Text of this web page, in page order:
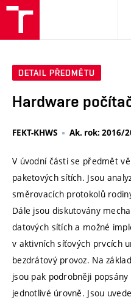
DETAIL PŘEDMĚTU
Hardware
FEKT-KHWS Ak. rok: 2016/
V úvodní části se předmět
paketových sítích. Jsou
směrovacích protokolů
Dále jsou diskutovány
datových sítích a možné
v aktivních síťových prvcích
bezdrátový provoz. Na
jsou pak podrobněji
jednotlivé úrovně. Jsou